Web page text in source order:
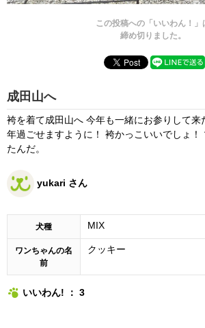
この投稿への「いいわん！」
締め切りました。
成田山へ
袴を着て成田山へ 今年も一緒にお参りして来
年過ごせますように！ 袴かっこいいでしょ！
たんだ。
yukari さん
犬種 MIX
ワンちゃんの名
前
クッキー
いいわん! ： 3